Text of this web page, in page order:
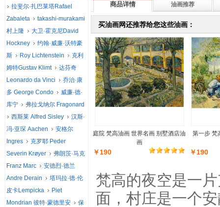
商品详情 油画推荐
买油画网还推荐给您这些油画：
庭院 梵高油画 世界名画 别墅酒店油
画
￥190
第一步 梵
￥190
梵高的夜空是一
面，村庄是一个
拉斐尔·扎巴莱塔Rafael
Zabaleta
takashi-murakami
村上隆
大卫·霍克尼David
Hockney
约翰·威廉·沃特豪
斯
Roy Lichtenstein
克利
姆特Gustav Klimt
达芬奇
Leonardo da Vinci
乔治·康
多 George Condo
威廉·德·
库宁
弗拉戈纳尔 Fragonard
西斯莱 Alfred Sisley
汉斯·
冯·亚琛 Aachen
安格尔
Ingres
克罗耶 Peder
Severin Krøyer
弗朗茨·马克
Franz Marc
安德烈·德兰
Andre Derain
塔玛拉·德·伦
皮卡Lempicka
Piet
Mondrian 彼特·蒙德里安
保